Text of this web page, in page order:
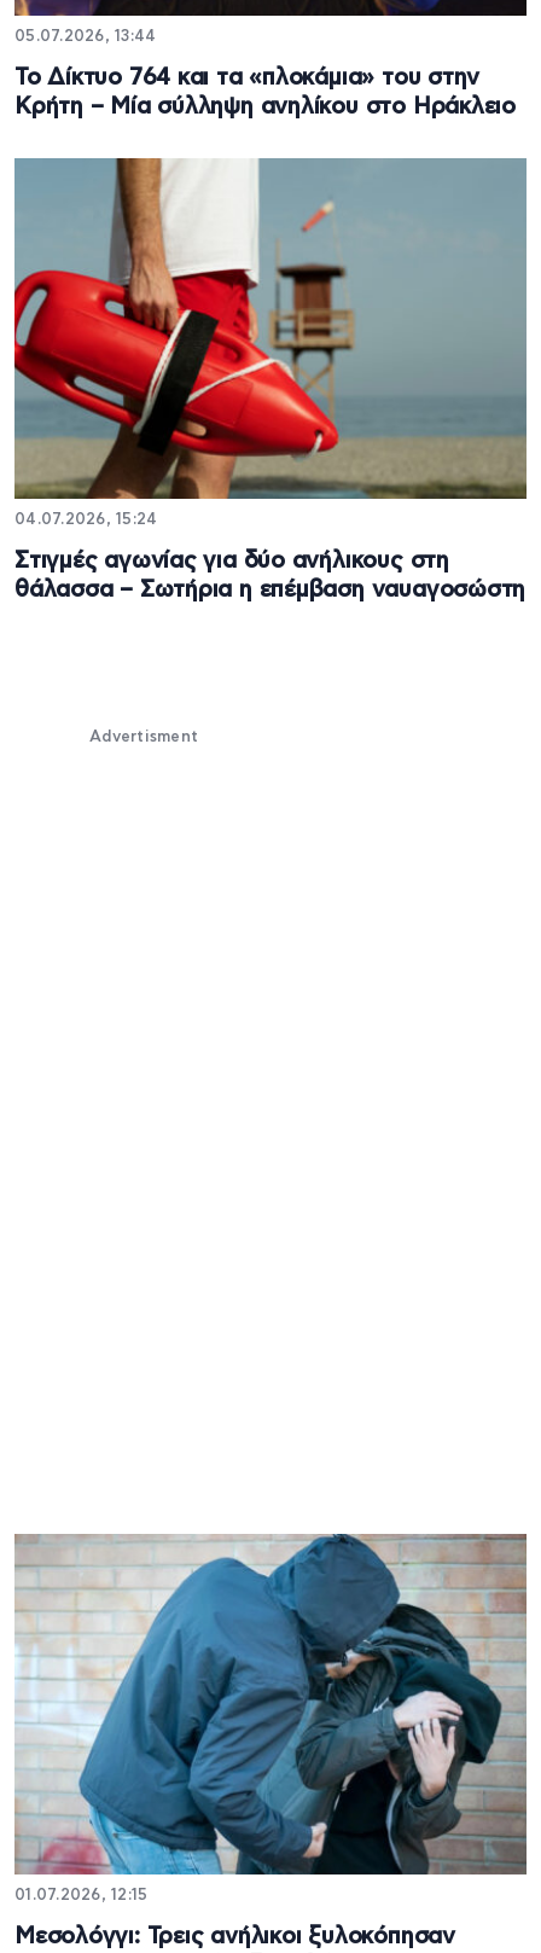
05.07.2026, 13:44
Το Δίκτυο 764 και τα «πλοκάμια» του στην
Κρήτη – Μία σύλληψη ανηλίκου στο Ηράκλειο
04.07.2026, 15:24
Στιγμές αγωνίας για δύο ανήλικους στη
θάλασσα – Σωτήρια η επέμβαση ναυαγοσώστη
Advertisment
01.07.2026, 12:15
Μεσολόγγι: Τρεις ανήλικοι ξυλοκόπησαν